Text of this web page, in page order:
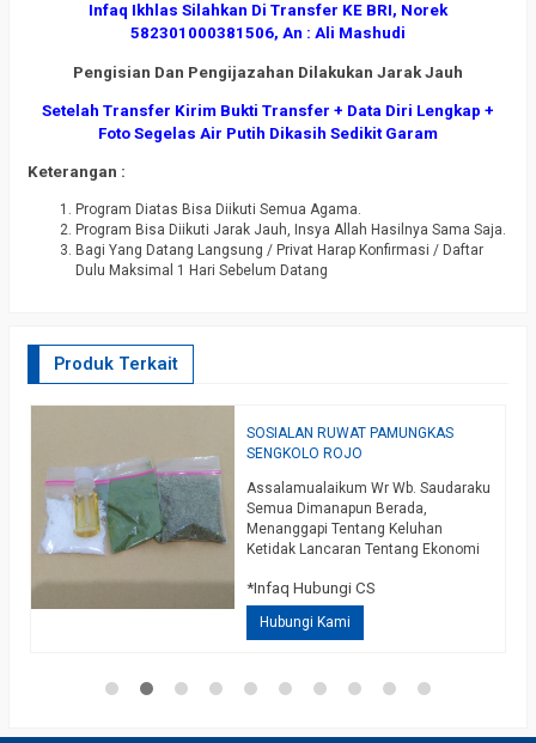
Infaq Ikhlas Silahkan Di Transfer KE BRI, Norek
582301000381506, An : Ali Mashudi
Pengisian Dan Pengijazahan Dilakukan Jarak Jauh
Setelah Transfer Kirim Bukti Transfer + Data Diri Lengkap +
Foto Segelas Air Putih Dikasih Sedikit Garam
Keterangan :
Program Diatas Bisa Diikuti Semua Agama.
Program Bisa Diikuti Jarak Jauh, Insya Allah Hasilnya Sama Saja.
Bagi Yang Datang Langsung / Privat Harap Konfirmasi / Daftar
Dulu Maksimal 1 Hari Sebelum Datang
Produk Terkait
SOSIALAN RUWAT PAMUNGKAS
SENGKOLO ROJO
Assalamualaikum Wr Wb. Saudaraku
Semua Dimanapun Berada,
Menanggapi Tentang Keluhan
Ketidak Lancaran Tentang Ekonomi
Pengusaha, Paranormal Maupun
Berbagai Profesi, Mungkin Bisa
Ketahui Bersama Efek Pandemi
Ditambah Lagi Jika Kita Lihat Dari
*Infaq Hubungi CS
Hubungi Kami